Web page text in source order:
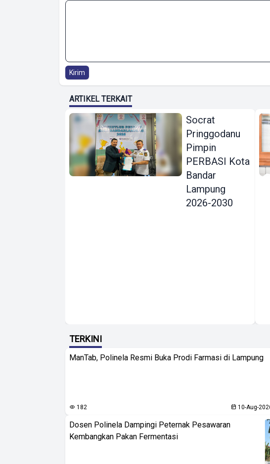
Kirim
ARTIKEL TERKAIT
Socrat
Pringgodanu
Pimpin
PERBASI Kota
Bandar
Lampung
2026-2030
TERKINI
ManTab, Polinela Resmi Buka Prodi Farmasi di Lampung
182 10-Aug-
Dosen Polinela Dampingi Peternak Pesawaran
Kembangkan Pakan Fermentasi